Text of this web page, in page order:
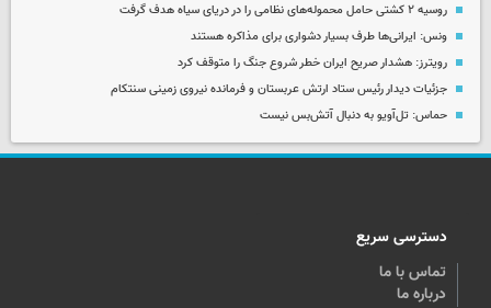
روسیه ۲ کشتی حامل محموله‌های نظامی را در دریای سیاه هدف گرفت
ونس: ایرانی‌ها طرف بسیار دشواری برای مذاکره هستند
رویترز: هشدار صریح ایران خطر شروع جنگ را متوقف کرد
جزئیات دیدار رئیس ستاد ارتش عربستان و فرمانده نیروی زمینی سنتکام
حماس: تل‌آویو به دنبال آتش‌بس نیست
دسترسی سریع
تماس با ما
درباره ما